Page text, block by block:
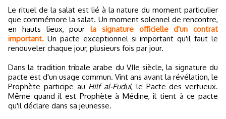
Le rituel de la salat est lié à la nature du moment particulier
que commémore la salat. Un moment solennel de rencontre,
en hauts lieux, pour la signature officielle d'un contrat
important. Un pacte exceptionnel si important qu'il faut le
renouveler chaque jour, plusieurs fois par jour.
Dans la tradition tribale arabe du VIIe siècle, la signature du
pacte est d'un usage commun. Vint ans avant la révélation, le
Prophète participe au Hilf al-Fudul, le Pacte des vertueux.
Même quand il est Prophète à Médine, il tient à ce pacte
qu'il déclare dans sa jeunesse.